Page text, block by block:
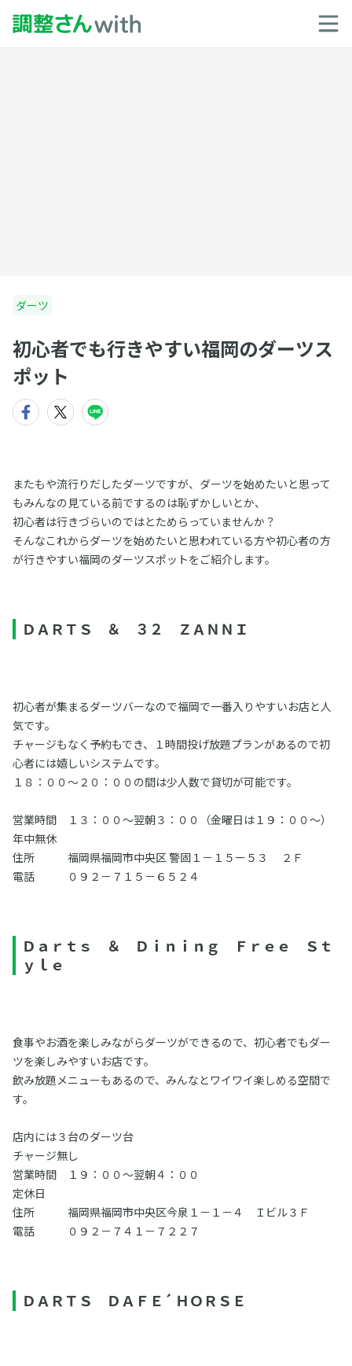
ダーツ
初心者でも行きやすい福岡のダーツス
ポット
またもや流行りだしたダーツですが、ダーツを始めたいと思って
もみんなの見ている前でするのは恥ずかしいとか、
初心者は行きづらいのではとためらっていませんか？
そんなこれからダーツを始めたいと思われている方や初心者の方
が行きやすい福岡のダーツスポットをご紹介します。
ＤＡＲＴＳ ＆ ３２ ＺＡＮＮＩ
初心者が集まるダーツバーなので福岡で一番入りやすいお店と人
気です。
チャージもなく予約もでき、１時間投げ放題プランがあるので初
心者には嬉しいシステムです。
１８：００～２０：００の間は少人数で貸切が可能です。
営業時間 １３：００～翌朝３：００（金曜日は１９：００～）
年中無休
住所 福岡県福岡市中央区 警固１－１５ー５３ ２Ｆ
電話 ０９２－７１５－６５２４
Ｄａｒｔｓ ＆ Ｄｉｎｉｎｇ Ｆｒｅｅ Ｓｔ
ｙｌｅ
食事やお酒を楽しみながらダーツができるので、初心者でもダー
ツを楽しみやすいお店です。
飲み放題メニューもあるので、みんなとワイワイ楽しめる空間で
す。
店内には３台のダーツ台
チャージ無し
営業時間 １９：００～翌朝４：００
定休日
住所 福岡県福岡市中央区今泉１－１－４ Ｉビル３Ｆ
電話 ０９２－７４１－７２２７
ＤＡＲＴＳ ＤＡＦＥ´ ＨＯＲＳＥ